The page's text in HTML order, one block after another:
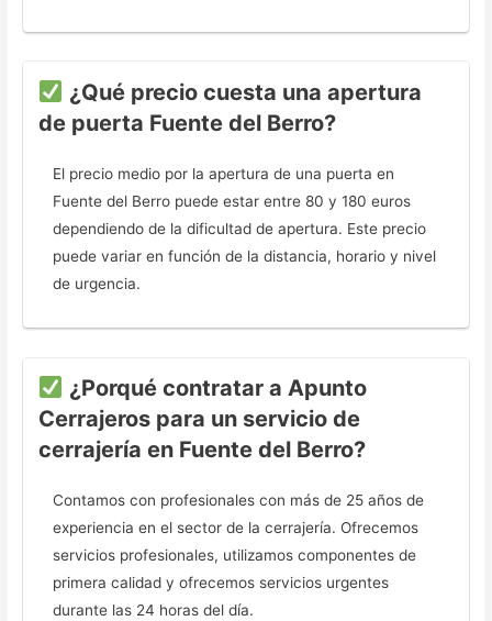
¿Qué precio cuesta una apertura
de puerta Fuente del Berro?
El precio medio por la apertura de una puerta en
Fuente del Berro puede estar entre 80 y 180 euros
dependiendo de la dificultad de apertura. Este precio
puede variar en función de la distancia, horario y nivel
de urgencia.
¿Porqué contratar a Apunto
Cerrajeros para un servicio de
cerrajería en Fuente del Berro?
Contamos con profesionales con más de 25 años de
experiencia en el sector de la cerrajería. Ofrecemos
servicios profesionales, utilizamos componentes de
primera calidad y ofrecemos servicios urgentes
durante las 24 horas del día.